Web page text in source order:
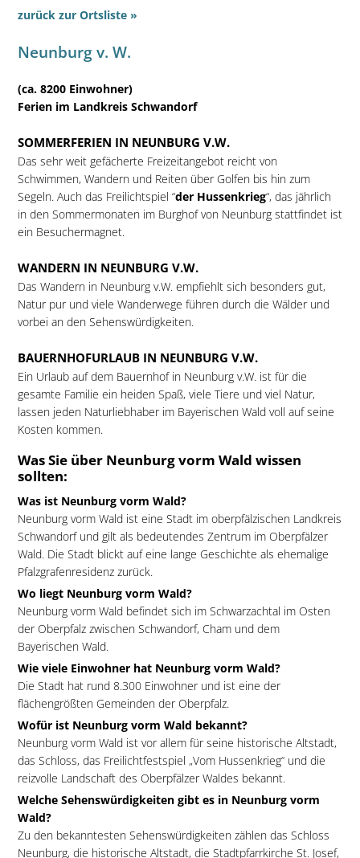
zurück zur Ortsliste »
Neunburg v. W.
(ca. 8200 Einwohner)
Ferien im Landkreis Schwandorf
SOMMERFERIEN IN NEUNBURG V.W.
Das sehr weit gefächerte Freizeitangebot reicht von
Schwimmen, Wandern und Reiten über Golfen bis hin zum
Segeln. Auch das Freilichtspiel “der Hussenkrieg“, das jährlich
in den Sommermonaten im Burghof von Neunburg stattfindet ist
ein Besuchermagnet.
WANDERN IN NEUNBURG V.W.
Das Wandern in Neunburg v.W. empfiehlt sich besonders gut,
Natur pur und viele Wanderwege führen durch die Wälder und
vorbei an den Sehenswürdigkeiten.
BAUERNHOFURLAUB IN NEUNBURG V.W.
Ein Urlaub auf dem Bauernhof in Neunburg v.W. ist für die
gesamte Familie ein heiden Spaß, viele Tiere und viel Natur,
lassen jeden Naturliebhaber im Bayerischen Wald voll auf seine
Kosten kommen.
Was Sie über Neunburg vorm Wald wissen
sollten:
Was ist Neunburg vorm Wald?
Neunburg vorm Wald ist eine Stadt im oberpfälzischen Landkreis
Schwandorf und gilt als bedeutendes Zentrum im Oberpfälzer
Wald. Die Stadt blickt auf eine lange Geschichte als ehemalige
Pfalzgrafenresidenz zurück.
Wo liegt Neunburg vorm Wald?
Neunburg vorm Wald befindet sich im Schwarzachtal im Osten
der Oberpfalz zwischen Schwandorf, Cham und dem
Bayerischen Wald.
Wie viele Einwohner hat Neunburg vorm Wald?
Die Stadt hat rund 8.300 Einwohner und ist eine der
flächengrößten Gemeinden der Oberpfalz.
Wofür ist Neunburg vorm Wald bekannt?
Neunburg vorm Wald ist vor allem für seine historische Altstadt,
das Schloss, das Freilichtfestspiel „Vom Hussenkrieg“ und die
reizvolle Landschaft des Oberpfälzer Waldes bekannt.
Welche Sehenswürdigkeiten gibt es in Neunburg vorm
Wald?
Zu den bekanntesten Sehenswürdigkeiten zählen das Schloss
Neunburg, die historische Altstadt, die Stadtpfarrkirche St. Josef,